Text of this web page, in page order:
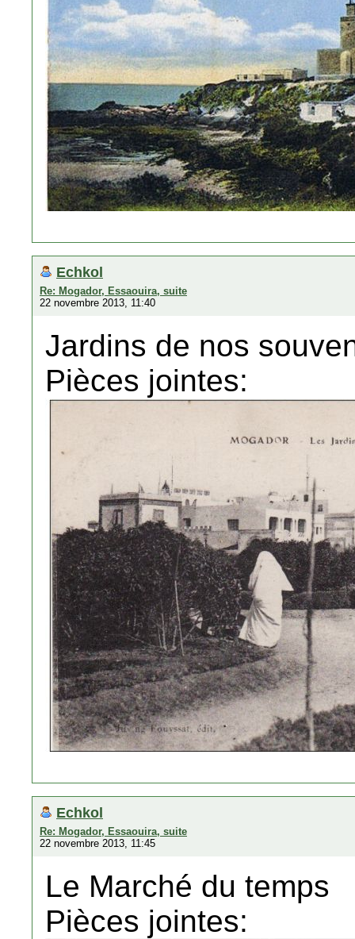
Echkol
Re: Mogador, Essaouira, suite
22 novembre 2013, 11:40
Jardins de nos
Pièces jointes:
Echkol
Re: Mogador, Essaouira, suite
22 novembre 2013, 11:45
Le Marché du temps
Pièces jointes: